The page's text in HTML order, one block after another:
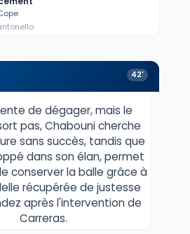
42'
de dégager, mais le
pas, Chabouni cherche
sans succès, tandis que
dans son élan, permet
conserver la balle grâce à
récupérée de justesse
après l'intervention de
Carreras.